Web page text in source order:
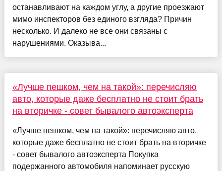
останавливают на каждом углу, а другие проезжают
мимо инспекторов без единого взгляда? Причин
несколько. И далеко не все они связаны с
нарушениями. Оказыва...
«Лучше пешком, чем на такой»: перечисляю
авто, которые даже бесплатно не стоит брать
на вторичке - совет бывалого автоэксперта
«Лучше пешком, чем на такой»: перечисляю авто,
которые даже бесплатно не стоит брать на вторичке
- совет бывалого автоэксперта Покупка
подержанного автомобиля напоминает русскую